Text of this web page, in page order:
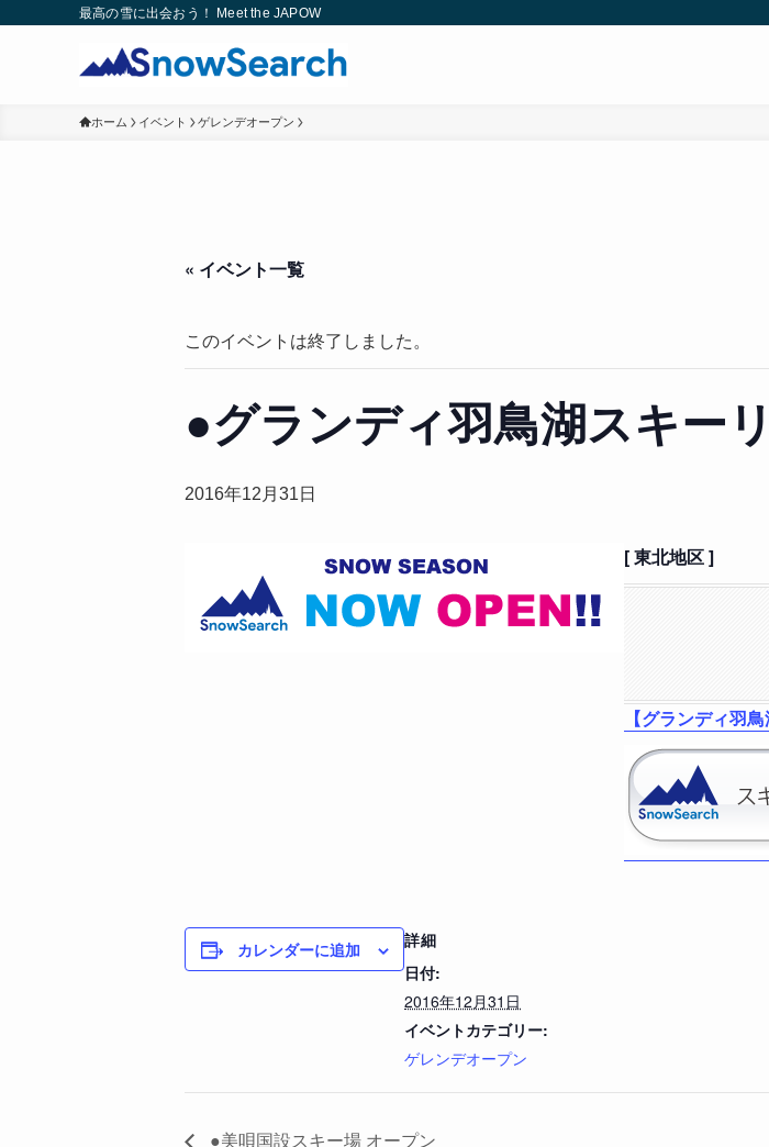
最高の雪に出会おう！ Meet the JAPOW
ホーム イベント ゲレンデオープン
« イベント一覧
このイベントは終了しました。
●グランディ羽鳥湖スキー
2016年12月31日
[ 東北地区 ]
【グランディ羽
カレンダーに追加
詳細
日付:
2016年12月31日
イベントカテゴリー:
ゲレンデオープン
●美唄国設スキー場 オープン